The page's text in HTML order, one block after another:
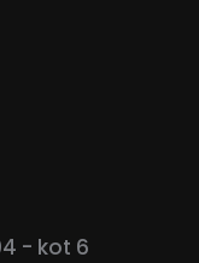
- kot 6